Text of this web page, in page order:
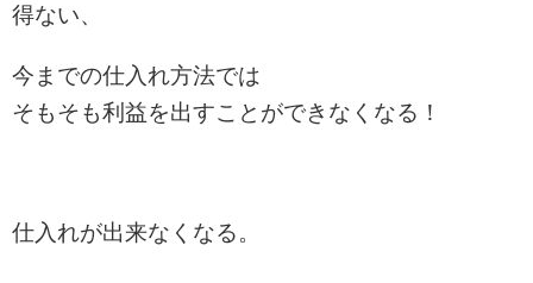
得ない、
今までの仕入れ方法では
そもそも利益を出すことができなくなる！
仕入れが出来なくなる。